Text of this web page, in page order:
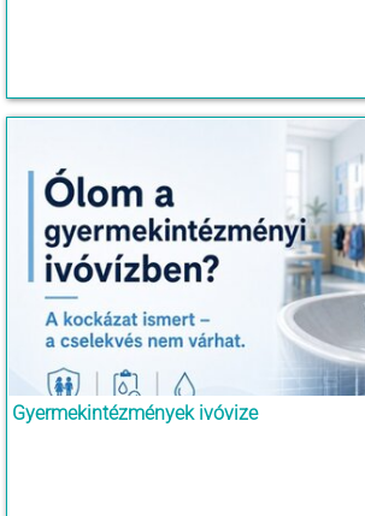
Gyermekintézmények ivóvize